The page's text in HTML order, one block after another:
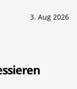
3. Aug 2026